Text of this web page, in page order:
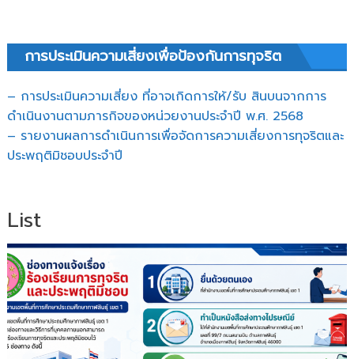
การประเมินความเสี่ยงเพื่อป้องกันการทุจริต
– การประเมินความเสี่ยง ที่อาจเกิดการให้/รับ สินบนจากการ
ดำเนินงานตามภารกิจของหน่วยงานประจำปี พ.ศ. 2568
– รายงานผลการดำเนินการเพื่อจัดการความเสี่ยงการทุจริตและ
ประพฤติมิชอบประจำปี
List